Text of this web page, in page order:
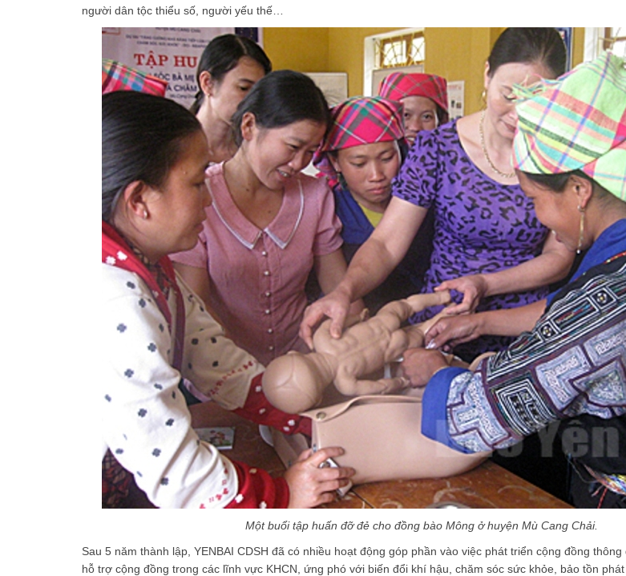
người dân tộc thiểu số, người yếu thế…
Một buổi tập huấn đỡ đẻ cho đồng bào Mông ở huyện Mù Cang Chải.
Sau 5 năm thành lập, YENBAI CDSH đã có nhiều hoạt động góp phần vào việc phát triển cộng đồng
hỗ trợ cộng đồng trong các lĩnh vực KHCN, ứng phó với biến đổi khí hậu, chăm sóc sức khỏe, bảo tồn